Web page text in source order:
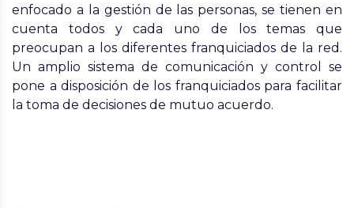
enfocado a la gestión de las personas, se tienen en
cuenta todos y cada uno de los temas que
preocupan a los diferentes franquiciados de la red.
Un amplio sistema de comunicación y control se
pone a disposición de los franquiciados para facilitar
la toma de decisiones de mutuo acuerdo.